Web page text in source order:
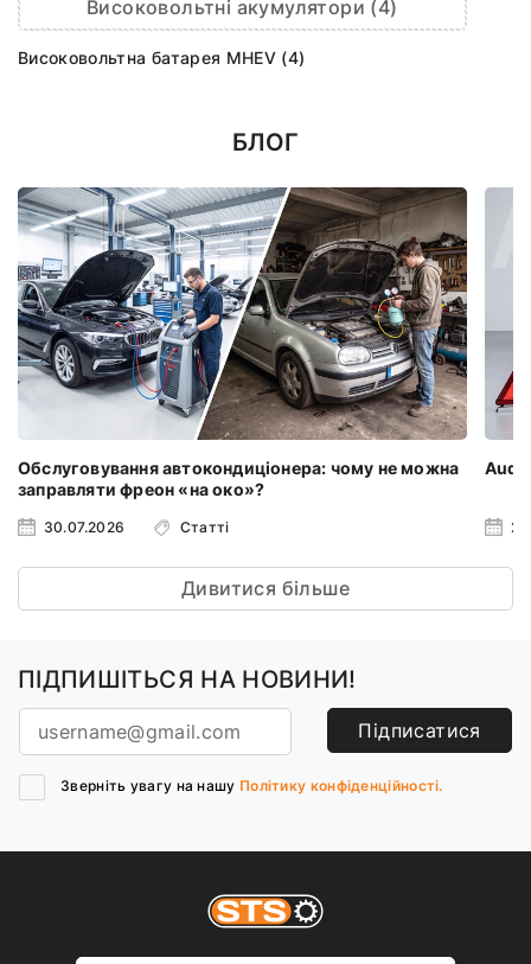
Високовольтні акумулятори (4)
Високовольтна батарея MHEV (4)
БЛОГ
Обслуговування автокондиціонера: чому не можна
заправляти фреон «на око»?
30.07.2026 Статті
Audi
Дивитися більше
ПІДПИШІТЬСЯ НА НОВИНИ!
Підписатися
Зверніть увагу на нашу Політику конфіденційності.